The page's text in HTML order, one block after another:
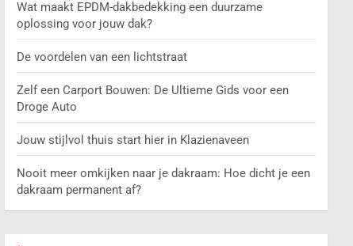
Wat maakt EPDM-dakbedekking een duurzame
oplossing voor jouw dak?
De voordelen van een lichtstraat
Zelf een Carport Bouwen: De Ultieme Gids voor een
Droge Auto
Jouw stijlvol thuis start hier in Klazienaveen
Nooit meer omkijken naar je dakraam: Hoe dicht je een
dakraam permanent af?